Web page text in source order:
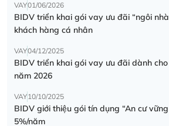
VAY01/06/2026
BIDV triển khai gói vay ưu đãi “ngôi
khách hàng cá nhân
VAY04/12/2025
BIDV triển khai gói vay ưu đãi dành
năm 2026
VAY10/10/2025
BIDV giới thiệu gói tín dụng “An cư
5%/năm